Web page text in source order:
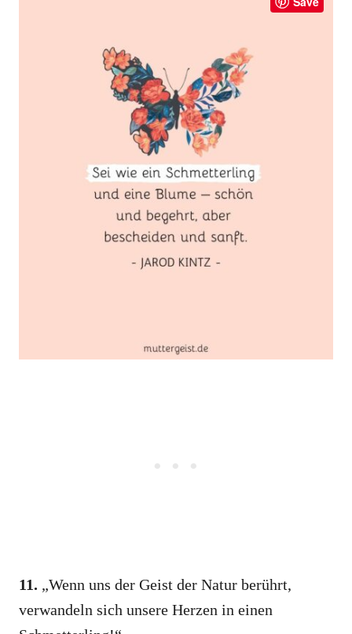
11. „Wenn uns der Geist der Natur berührt,
verwandeln sich unsere Herzen in einen